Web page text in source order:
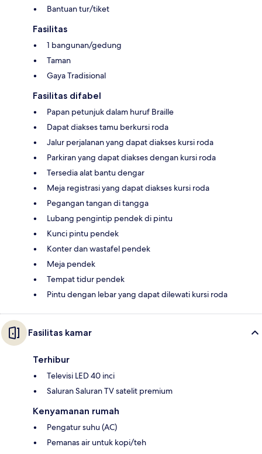
Bantuan tur/tiket
Fasilitas
1 bangunan/gedung
Taman
Gaya Tradisional
Fasilitas difabel
Papan petunjuk dalam huruf Braille
Dapat diakses tamu berkursi roda
Jalur perjalanan yang dapat diakses kursi roda
Parkiran yang dapat diakses dengan kursi roda
Tersedia alat bantu dengar
Meja registrasi yang dapat diakses kursi roda
Pegangan tangan di tangga
Lubang pengintip pendek di pintu
Kunci pintu pendek
Konter dan wastafel pendek
Meja pendek
Tempat tidur pendek
Pintu dengan lebar yang dapat dilewati kursi roda
Fasilitas kamar
Terhibur
Televisi LED 40 inci
Saluran Saluran TV satelit premium
Kenyamanan rumah
Pengatur suhu (AC)
Pemanas air untuk kopi/teh